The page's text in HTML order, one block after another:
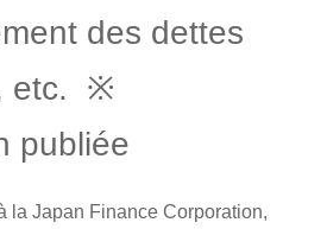
des dettes
etc. ※
publiée
la Japan Finance Corporation,